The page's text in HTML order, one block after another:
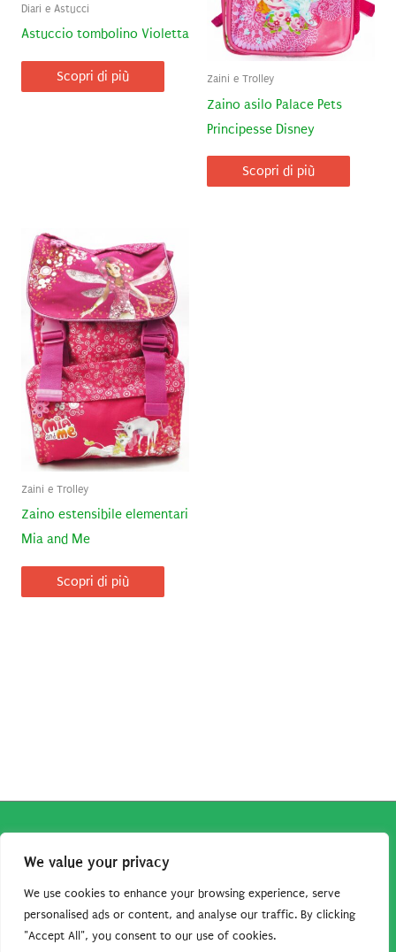
We value your privacy
We use cookies to enhance your browsing experience, serve
personalised ads or content, and analyse our traffic. By clicking
"Accept All", you consent to our use of cookies.
Diari e Astucci
Astuccio tombolino Violetta
Scopri di più Zaini e Trolley
Zaino asilo Palace Pets
Principesse Disney
Scopri di più
Zaini e Trolley
Zaino estensibile elementari
Mia and Me
Scopri di più
associato Amazon percepisce dei ricavi da acquisti idonei.
Tutti i guadagni sono direttamente reinvestiti in questo sito
per continuare a condividere tutorial e risorse per gli amanti
dei cartoon. Grazie per il vostro sostegno!